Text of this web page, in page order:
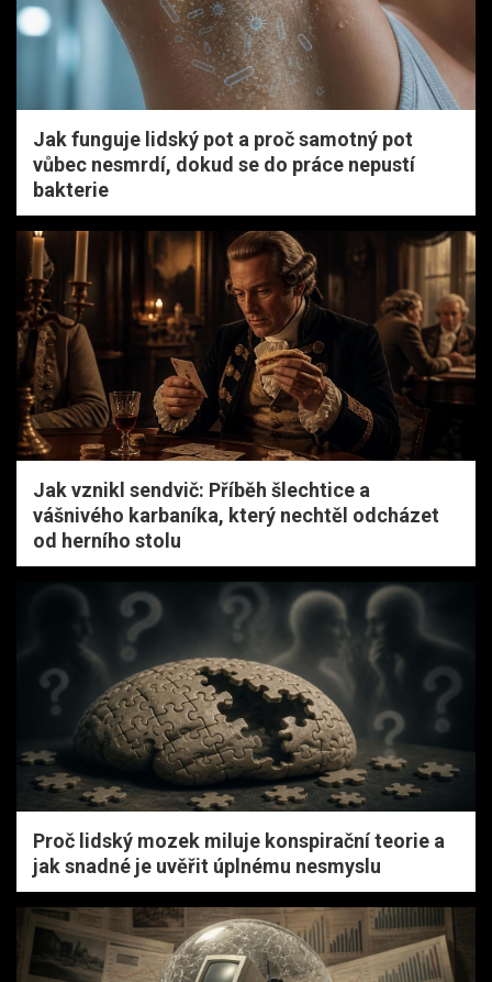
Jak funguje lidský pot a proč samotný pot
vůbec nesmrdí, dokud se do práce nepustí
bakterie
Jak vznikl sendvič: Příběh šlechtice a
vášnivého karbaníka, který nechtěl odcházet
od herního stolu
Proč lidský mozek miluje konspirační teorie a
jak snadné je uvěřit úplnému nesmyslu